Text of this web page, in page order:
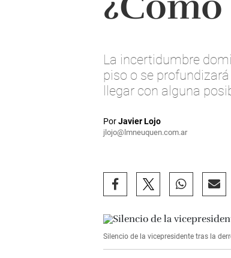
La incertidumbre
piso o se
llegar con alguna
PorJavier Lojo
jlojo@lmneuquen.com.ar
Silencio de la vicepresidente tras la